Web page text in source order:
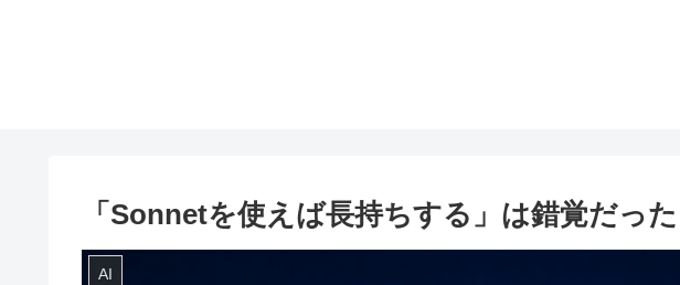
「Sonnetを使えば長持ちする」は錯覚だった
AI